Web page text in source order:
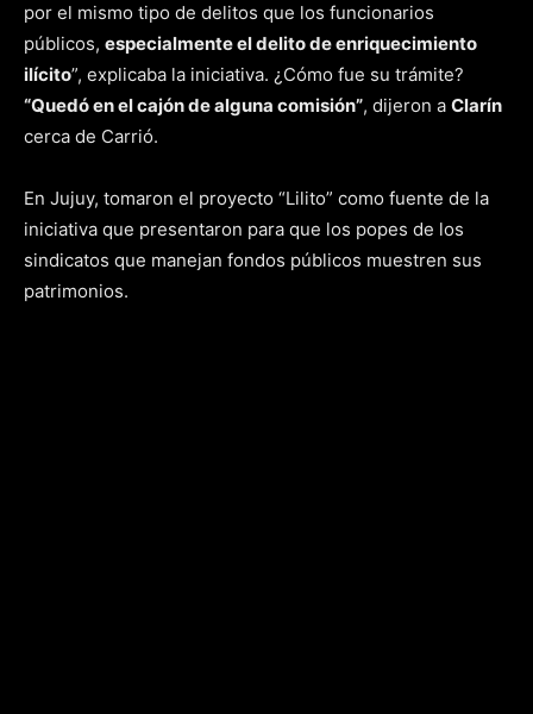
por el mismo tipo de delitos que los funcionarios
públicos, especialmente el delito de enriquecimiento
ilícito”, explicaba la iniciativa. ¿Cómo fue su trámite?
“Quedó en el cajón de alguna comisión”, dijeron a Clarín
cerca de Carrió.
En Jujuy, tomaron el proyecto “Lilito” como fuente de la
iniciativa que presentaron para que los popes de los
sindicatos que manejan fondos públicos muestren sus
patrimonios.